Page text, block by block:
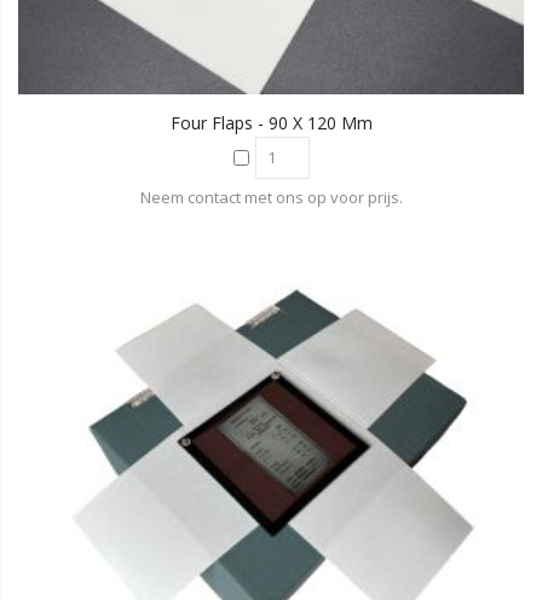
Four Flaps - 90 X 120 Mm
Neem contact met ons op voor prijs.